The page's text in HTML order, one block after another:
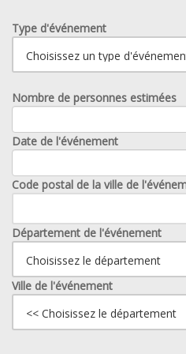
Type d'événement
Nombre de personnes estimées
Date de l'événement
Code postal de la ville de
Département de l'événement
Ville de l'événement